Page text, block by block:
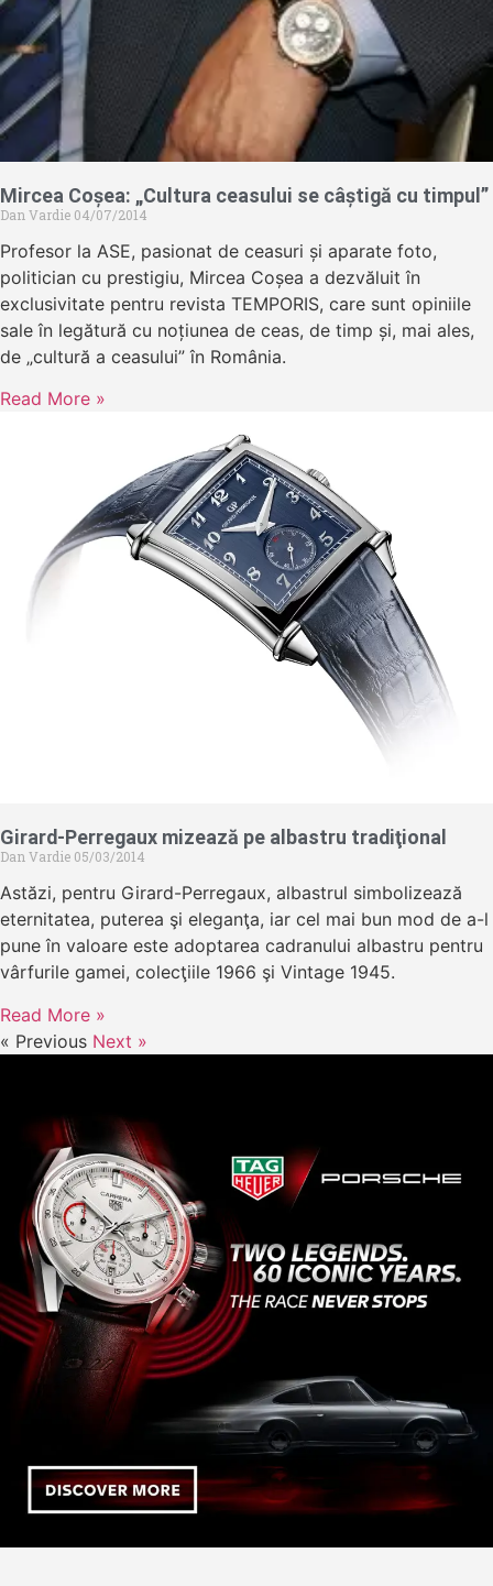
Mircea Coșea: „Cultura ceasului se câștigă cu timpul”
Dan Vardie 04/07/2014
Profesor la ASE, pasionat de ceasuri și aparate foto,
politician cu prestigiu, Mircea Coșea a dezvăluit în
exclusivitate pentru revista TEMPORIS, care sunt opiniile
sale în legătură cu noțiunea de ceas, de timp și, mai ales,
de „cultură a ceasului” în România.
Read More »
Girard-Perregaux mizează pe albastru tradiţional
Dan Vardie 05/03/2014
Astăzi, pentru Girard-Perregaux, albastrul simbolizează
eternitatea, puterea şi eleganţa, iar cel mai bun mod de a-l
pune în valoare este adoptarea cadranului albastru pentru
vârfurile gamei, colecţiile 1966 şi Vintage 1945.
Read More »
« Previous Next »